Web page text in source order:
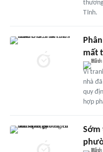
Tĩnh.
mất
Vì
nhà
quy
hợp
Sớm